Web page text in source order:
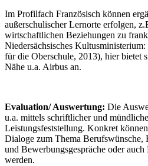
Im Profilfach Französisch können
außerschulischer Lernorte erfolgen,
wirtschaftlichen Beziehungen zu
Niedersächsisches
für die Oberschule, 2013), hier bietet
Nähe u.a. Airbus an.
Evaluation/ Auswertung: Die
u.a. mittels schriftlicher und
Leistungsfeststellung. Konkret
Dialoge zum Thema Berufswünsche,
und Bewerbungsgespräche oder
werden.